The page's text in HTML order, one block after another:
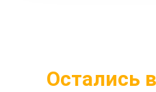
Остались